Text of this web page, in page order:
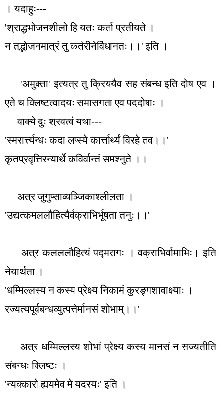
। यदाहुः---
'श्राद्धभोजनशीलो हि यतः कर्ता प्रतीयते ।
न तद्भोजनमात्रं तु कर्तरीनेर्विधानतः।। 'इति ।
'अमुक्ता'इत्यत्र तु क्रिययैव सह संबन्ध इति दोष एव ।
एते च क्लिष्टत्वादयः समासगता एव पददोषाः ।
वाक्ये दुः श्रवत्वं यथा---
'स्मरार्त्त्यन्धः कदा लप्स्ये कार्त्तार्थ्यं विरहे तव।। '
कृतप्रवृत्तिरन्यार्थे कविर्वान्तं समश्नुते ।।
अत्र जुगुप्साव्यञ्जिकाश्लीलता ।
'उद्यत्कमललौहित्यैर्वक्राभिर्भूषता तनुः।। '
अत्र कलललौहित्यं पद्मरागः । वक्राभिर्वामाभिः। इति
नेयार्थता ।
'धम्मिल्लस्य न कस्य प्रेक्ष्य निकामं कुरङ्गशावाक्ष्याः ।
रज्यत्यपूर्वबन्धव्युत्पत्तेर्मानसं शोभाम्।। '
अत्र धम्मिल्लस्य शोभां प्रेक्ष्य कस्य मानसं न सज्यतीति
संबन्धः क्लिष्टः ।
'न्यक्कारो ह्ययमेव मे यदरयः'इति ।